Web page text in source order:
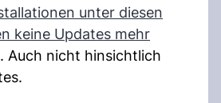
unter diesen
keine Updates mehr
. Auch nicht hinsichtlich